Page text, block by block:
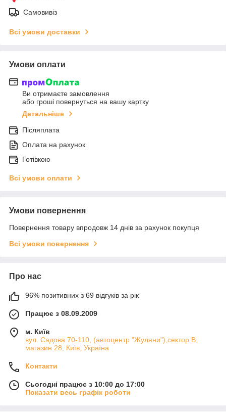
Самовивіз
Всі умови доставки
Умови оплати
Ви отримаєте замовлення
або гроші повернуться на вашу картку
Детальніше
Післяплата
Оплата на рахунок
Готівкою
Всі умови оплати
Умови повернення
Повернення товару впродовж 14 днів за рахунок покупця
Всі умови повернення
Про нас
96% позитивних з 69 відгуків за рік
Працює з 08.09.2009
м. Київ
вул. Садова 70-110, (автоцентр "Жуляни"),сектор В,
магазин 28, Київ, Україна
Контакти
Сьогодні працює з 10:00 до 17:00
Показати весь графік роботи